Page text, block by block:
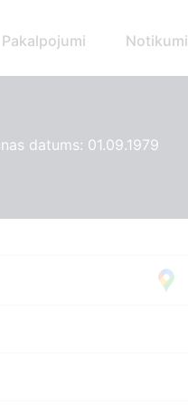
Pakalpojumi Notikumi
datums: 01.09.1979